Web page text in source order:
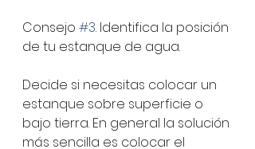
Consejo #3. Identifica la posición
de tu estanque de agua.
Decide si necesitas colocar un
estanque sobre superficie o
bajo tierra. En general la solución
más sencilla es colocar el